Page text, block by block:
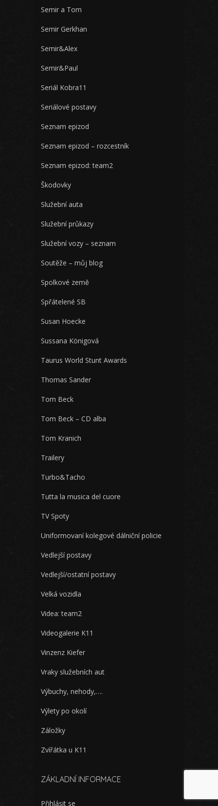
Semir a Tom
Semir Gerkhan
Semir&Alex
Semir&Paul
Seriál Kobra11
Seriálové postavy
Seznam epizod
Seznam epizod – rozcestník
Seznam epizod: team2
Škodovky
Služební auta
Služební průkazy
Služební vozy – seznam
Soutěže – můj blog
Spolkové země
Spřátelené SB
Susan Hoecke
Sussana Königová
Taurus World Stunt Awards
Thomas Sander
Tom Beck
Tom Beck – CD alba
Tom Kranich
Trailery
Turbo&Tacho
Tutta la musica del cuore
TV Spoty
Uniformovaní kolegové dálniční policie
Vedlejší postavy
Vedlejší/ostatní postavy
Velká vozidla
Videa: team2
Videogalerie K11
Vinzenz Kiefer
Vraky služebních aut
Výbuchy, nehody,….
Výlety po okolí
Záložky
Zvířátka u K11
ZÁKLADNÍ INFORMACE
Přihlásit se